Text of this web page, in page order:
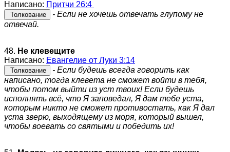
Написано: Притчи 26:4
Толкование
- Если не хочешь отвечать глупому не
отвечай.
48. Не клевещите
Написано: Евангелие от Луки 3:14
Толкование
- Если будешь всегда говорить как
написано, тогда клевета не сможет войти в тебя,
чтобы потом выйти из уст твоих! Если будешь
исполнять всё, что Я заповедал, Я дам тебе уста,
которым никто не сможет противостать, как Я дал
уста зверю, выходящему из моря, который вышел,
чтобы воевать со святыми и победить их!